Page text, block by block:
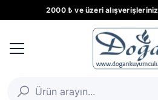
2000 ₺ ve üzeri